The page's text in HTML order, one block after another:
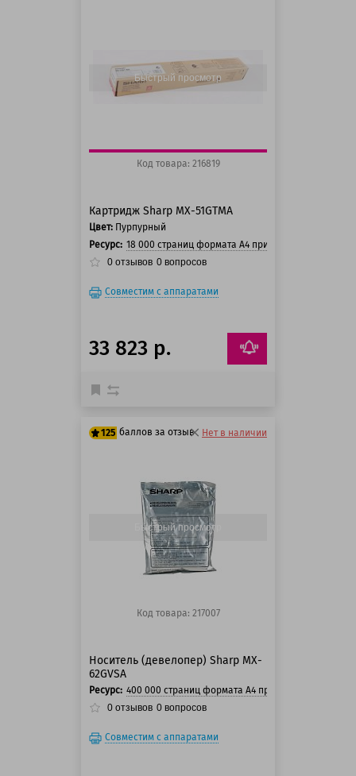
Быстрый просмотр
Код товара: 216819
Картридж Sharp MX-51GTMA
Цвет: Пурпурный
Ресурс: 18 000 страниц формата А4 при 5% заполнении
0 отзывов 0 вопросов
Совместим с аппаратами
33 823 р.
125 баллов за отзыв
125 баллов
Нет в наличии
Быстрый просмотр
Код товара: 217007
Носитель (девелопер) Sharp MX-
62GVSA
Ресурс: 400 000 страниц формата А4 при 5% заполнении
0 отзывов 0 вопросов
Совместим с аппаратами